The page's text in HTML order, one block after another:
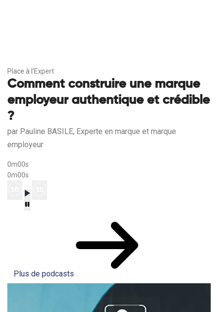
Place à l'Expert
Comment construire une marque
employeur authentique et crédible
?
par Pauline BASILE, Experte en marque et marque
employeur
0m00s
0m00s
Plus de podcasts